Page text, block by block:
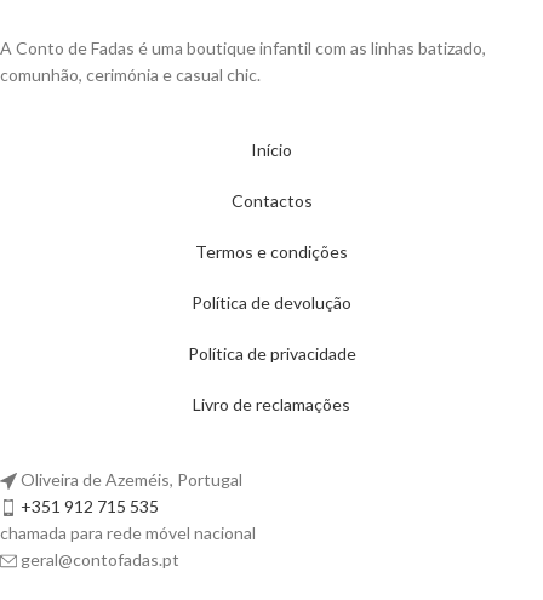
A Conto de Fadas é uma boutique infantil com as linhas batizado,
comunhão, cerimónia e casual chic.
Início
Contactos
Termos e condições
Política de devolução
Política de privacidade
Livro de reclamações
Oliveira de Azeméis, Portugal
+351 912 715 535
chamada para rede móvel nacional
geral@contofadas.pt